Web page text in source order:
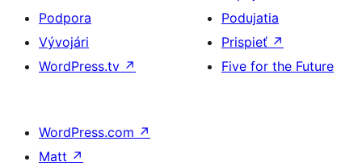
Podpora
Vývojári
WordPress.tv ↗
Podujatia
Prispieť ↗
Five for the Future
WordPress.com ↗
Matt ↗